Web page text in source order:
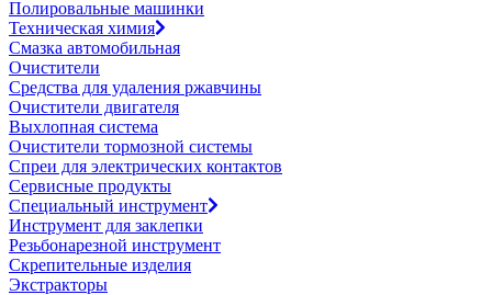
Полировальные машинки
Техническая химия
Смазка автомобильная
Очистители
Средства для удаления ржавчины
Очистители двигателя
Выхлопная система
Очистители тормозной системы
Спреи для электрических контактов
Сервисные продукты
Специальный инструмент
Инструмент для заклепки
Резьбонарезной инструмент
Скрепительные изделия
Экстракторы